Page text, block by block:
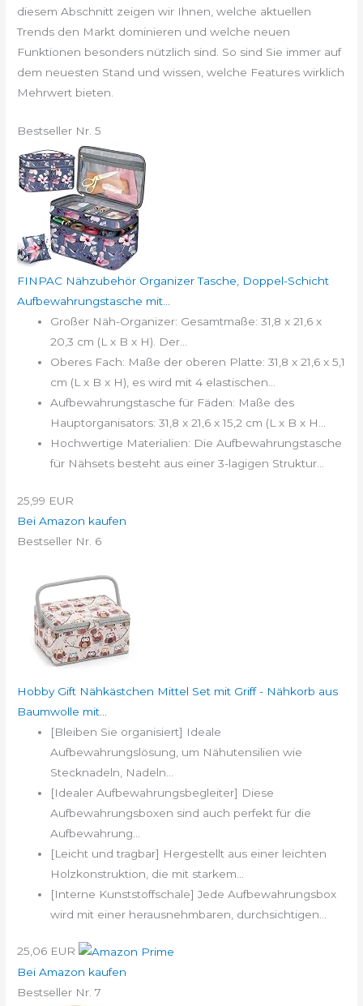
diesem Abschnitt zeigen wir Ihnen, welche aktuellen
Trends den Markt dominieren und welche neuen
Funktionen besonders nützlich sind. So sind Sie immer auf
dem neuesten Stand und wissen, welche Features wirklich
Mehrwert bieten.
Bestseller Nr. 5
FINPAC Nähzubehör Organizer Tasche, Doppel-Schicht
Aufbewahrungstasche mit...
Großer Näh-Organizer: Gesamtmaße: 31,8 x 21,6 x
20,3 cm (L x B x H). Der...
Oberes Fach: Maße der oberen Platte: 31,8 x 21,6 x 5,1
cm (L x B x H), es wird mit 4 elastischen...
Aufbewahrungstasche für Fäden: Maße des
Hauptorganisators: 31,8 x 21,6 x 15,2 cm (L x B x H...
Hochwertige Materialien: Die Aufbewahrungstasche
für Nähsets besteht aus einer 3-lagigen Struktur...
25,99 EUR
Bei Amazon kaufen
Bestseller Nr. 6
Hobby Gift Nähkästchen Mittel Set mit Griff - Nähkorb aus
Baumwolle mit...
[Bleiben Sie organisiert] Ideale
Aufbewahrungslösung, um Nähutensilien wie
Stecknadeln, Nadeln...
[Idealer Aufbewahrungsbegleiter] Diese
Aufbewahrungsboxen sind auch perfekt für die
Aufbewahrung...
[Leicht und tragbar] Hergestellt aus einer leichten
Holzkonstruktion, die mit starkem...
[Interne Kunststoffschale] Jede Aufbewahrungsbox
wird mit einer herausnehmbaren, durchsichtigen...
25,06 EUR
Bei Amazon kaufen
Bestseller Nr. 7